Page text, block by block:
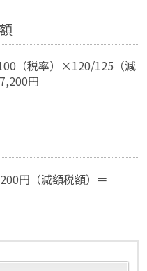
（税率）×120/125（減
円
円（減額税額）＝